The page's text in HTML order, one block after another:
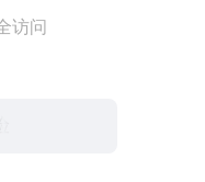
访问